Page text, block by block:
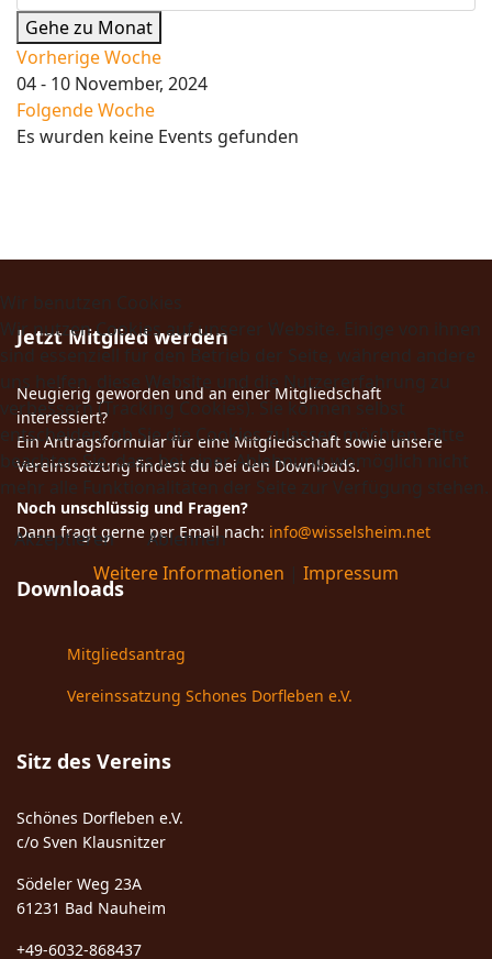
Gehe zu Monat
Vorherige Woche
04 - 10 November, 2024
Folgende Woche
Es wurden keine Events gefunden
Jetzt Mitglied werden
Neugierig geworden und an einer Mitgliedschaft
interessiert?
Ein Antragsformular für eine Mitgliedschaft sowie unsere
Vereinssatzung findest du bei den Downloads.
Noch unschlüssig und Fragen?
Dann fragt gerne per Email nach: info@wisselsheim.net
Downloads
Mitgliedsantrag
Vereinssatzung Schones Dorfleben e.V.
Sitz des Vereins
Schönes Dorfleben e.V.
c/o Sven Klausnitzer
Södeler Weg 23A
61231 Bad Nauheim
+49-6032-868437
Wir nutzen Cookies auf unserer Website. Einige von ihnen
sind essenziell für den Betrieb der Seite, während andere
uns helfen, diese Website und die Nutzererfahrung zu
verbessern (Tracking Cookies). Sie können selbst
entscheiden, ob Sie die Cookies zulassen möchten. Bitte
beachten Sie, dass bei einer Ablehnung womöglich nicht
Akzeptieren
Ablehnen
Weitere Informationen
Impressum